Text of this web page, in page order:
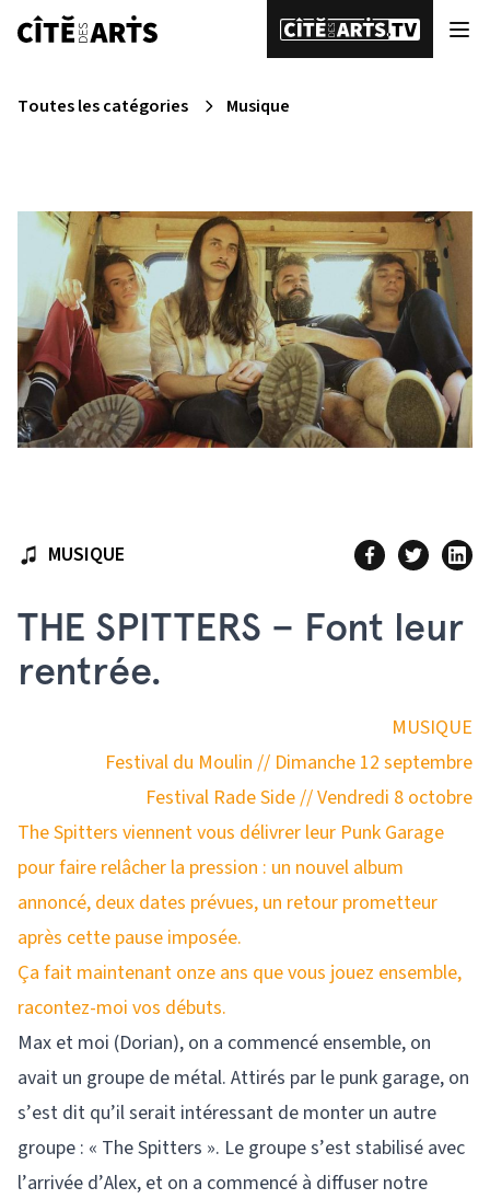
Toutes les catégories Musique
MUSIQUE
THE SPITTERS – Font leur
rentrée.
MUSIQUE
Festival du Moulin // Dimanche 12 septembre
Festival Rade Side // Vendredi 8 octobre
The Spitters viennent vous délivrer leur Punk Garage
pour faire relâcher la pression : un nouvel album
annoncé, deux dates prévues, un retour prometteur
après cette pause imposée.
Ça fait maintenant onze ans que vous jouez ensemble,
racontez-moi vos débuts.
Max et moi (Dorian), on a commencé ensemble, on
avait un groupe de métal. Attirés par le punk garage, on
s’est dit qu’il serait intéressant de monter un autre
groupe : « The Spitters ». Le groupe s’est stabilisé avec
l’arrivée d’Alex, et on a commencé à diffuser notre